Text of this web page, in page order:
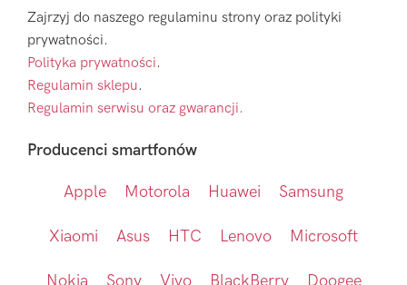
Zajrzyj do naszego regulaminu strony oraz polityki
prywatności.
Polityka prywatności.
Regulamin sklepu.
Regulamin serwisu oraz gwarancji.
Producenci smartfonów
Apple Motorola Huawei Samsung
Xiaomi Asus HTC Lenovo Microsoft
Nokia Sony Vivo BlackBerry Doogee